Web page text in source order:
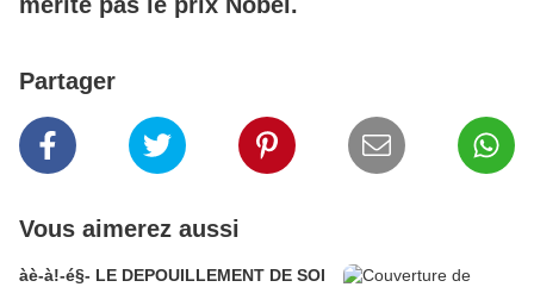
Partager
Vous aimerez aussi
àè-à!-é§- LE DEPOUILLEMENT DE SOI